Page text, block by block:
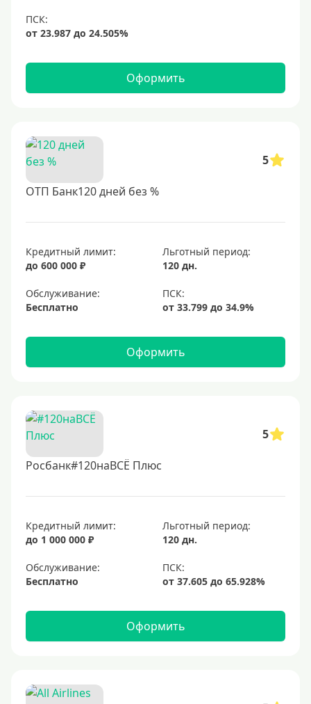
Оформить
5
ОТП Банк120 дней без %
Кредитный лимит:
до 600 000 ₽
Льготный период:
120 дн.
Обслуживание:
Бесплатно
Оформить
5
Росбанк#120наВСЁ Плюс
Кредитный лимит:
до 1 000 000 ₽
Льготный период:
120 дн.
Обслуживание:
Бесплатно
Оформить